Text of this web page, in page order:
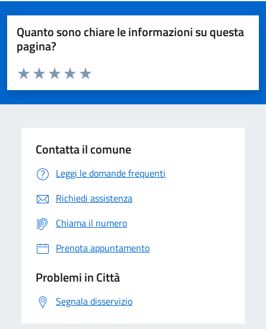
Quanto sono chiare le informazioni su questa
pagina?
Domanda
Valuta da 1 a 5 stelle la pagina
Valuta 5 stelle su 5
Valuta 4 stelle su 5
Valuta 3 stelle su 5
Valuta 2 stelle su 5
Valuta 1 stelle su 5
Contatta il comune
Leggi le domande frequenti
Richiedi assistenza
Chiama il numero
Prenota appuntamento
Problemi in Città
Segnala disservizio